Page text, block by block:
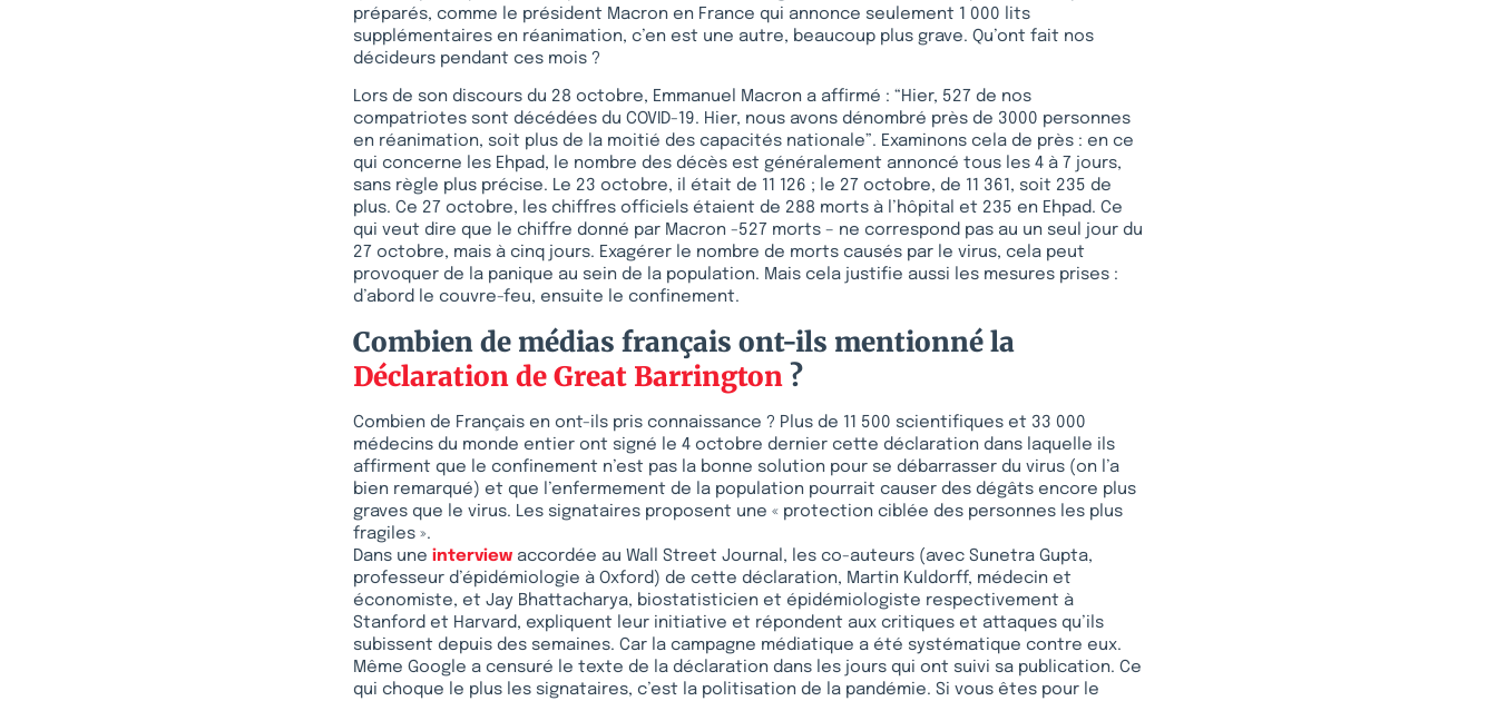
préparés, comme le président Macron en France qui annonce seulement 1 000 lits
supplémentaires en réanimation, c’en est une autre, beaucoup plus grave. Qu’ont fait nos
décideurs pendant ces mois ?
Lors de son discours du 28 octobre, Emmanuel Macron a affirmé : “Hier, 527 de nos
compatriotes sont décédées du COVID-19. Hier, nous avons dénombré près de 3000 personnes
en réanimation, soit plus de la moitié des capacités nationale”. Examinons cela de près : en ce
qui concerne les Ehpad, le nombre des décès est généralement annoncé tous les 4 à 7 jours,
sans règle plus précise. Le 23 octobre, il était de 11 126 ; le 27 octobre, de 11 361, soit 235 de
plus. Ce 27 octobre, les chiffres officiels étaient de 288 morts à l’hôpital et 235 en Ehpad. Ce
qui veut dire que le chiffre donné par Macron -527 morts – ne correspond pas au un seul jour du
27 octobre, mais à cinq jours. Exagérer le nombre de morts causés par le virus, cela peut
provoquer de la panique au sein de la population. Mais cela justifie aussi les mesures prises :
d’abord le couvre-feu, ensuite le confinement.
Combien de médias français ont-ils mentionné la
Déclaration de Great Barrington ?
Combien de Français en ont-ils pris connaissance ? Plus de 11 500 scientifiques et 33 000
médecins du monde entier ont signé le 4 octobre dernier cette déclaration dans laquelle ils
affirment que le confinement n’est pas la bonne solution pour se débarrasser du virus (on l’a
bien remarqué) et que l’enfermement de la population pourrait causer des dégâts encore plus
graves que le virus. Les signataires proposent une « protection ciblée des personnes les plus
fragiles ».
Dans une interview accordée au Wall Street Journal, les co-auteurs (avec Sunetra Gupta,
professeur d’épidémiologie à Oxford) de cette déclaration, Martin Kuldorff, médecin et
économiste, et Jay Bhattacharya, biostatisticien et épidémiologiste respectivement à
Stanford et Harvard, expliquent leur initiative et répondent aux critiques et attaques qu’ils
subissent depuis des semaines. Car la campagne médiatique a été systématique contre eux.
Même Google a censuré le texte de la déclaration dans les jours qui ont suivi sa publication. Ce
qui choque le plus les signataires, c’est la politisation de la pandémie. Si vous êtes pour le